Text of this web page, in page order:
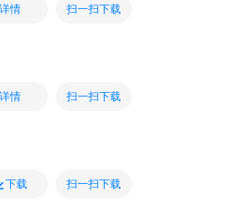
详情 扫一扫下载
详情 扫一扫下载
下载 扫一扫下载